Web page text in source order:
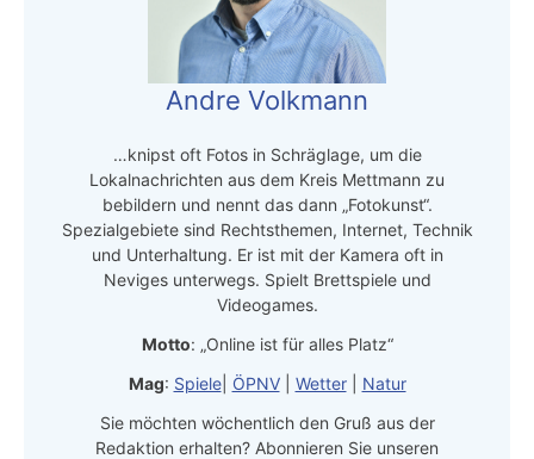
Andre Volkmann
…knipst oft Fotos in Schräglage, um die
Lokalnachrichten aus dem Kreis Mettmann zu
bebildern und nennt das dann „Fotokunst“.
Spezialgebiete sind Rechtsthemen, Internet, Technik
und Unterhaltung. Er ist mit der Kamera oft in
Neviges unterwegs. Spielt Brettspiele und
Videogames.
Motto: „Online ist für alles Platz“
Mag: Spiele| ÖPNV| Wetter| Natur
Sie möchten wöchentlich den Gruß aus der
Redaktion erhalten? Abonnieren Sie unseren